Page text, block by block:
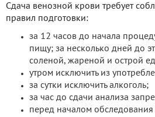
Сдача венозной крови требует
правил подготовки:
за 12 часов до начала
пищу; за несколько дней до
соленой, жареной и острой
утром исключить из
за сутки исключить алкоголь;
за час до сдачи анализа
перед началом обследования